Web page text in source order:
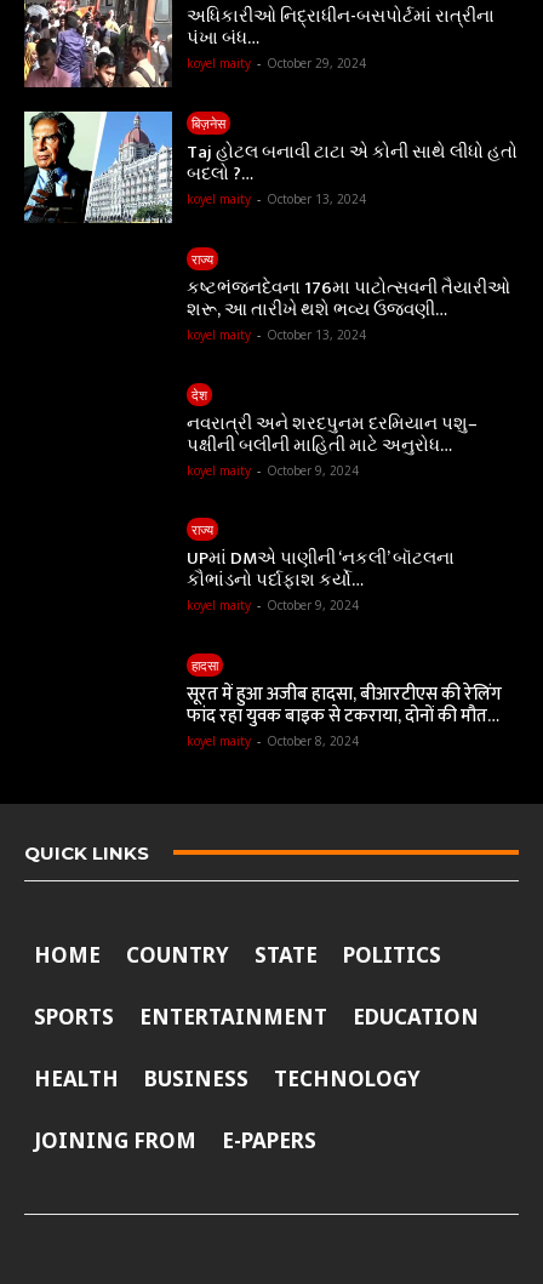
અધિકારીઓ નિદ્રાધીન-બસપોર્ટમાં રાત્રીના
પંખા બંધ…
koyel maity - October 29, 2024
बिज़नेस
Taj હોટલ બનાવી ટાટા એ કોની સાથે લીધો હતો
બદલો ?…
koyel maity - October 13, 2024
राज्य
કષ્ટભંજનદેવના 176મા પાટોત્સવની તૈયારીઓ
શરૂ, આ તારીખે થશે ભવ્ય ઉજવણી…
koyel maity - October 13, 2024
देश
નવરાત્રી અને શરદપુનમ દરમિયાન પશુ–
પક્ષીની બલીની માહિતી માટે અનુરોધ…
koyel maity - October 9, 2024
राज्य
UPમાં DMએ પાણીની ‘નકલી’ બૉટલના
કૌભાંડનો પર્દાફાશ કર્યો…
koyel maity - October 9, 2024
हादसा
सूरत में हुआ अजीब हादसा, बीआरटीएस की रेलिंग
फांद रहा युवक बाइक से टकराया, दोनों की मौत…
koyel maity - October 8, 2024
QUICK LINKS
HOME COUNTRY STATE POLITICS
SPORTS ENTERTAINMENT EDUCATION
HEALTH BUSINESS TECHNOLOGY
JOINING FROM E-PAPERS